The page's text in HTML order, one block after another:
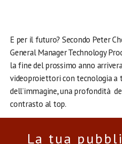
E per il futuro? Secondo Peter
General Manager Technology
la fine del prossimo anno
videoproiettori con tecnologia a
dell’immagine, una profondità
contrasto al top.
La tua